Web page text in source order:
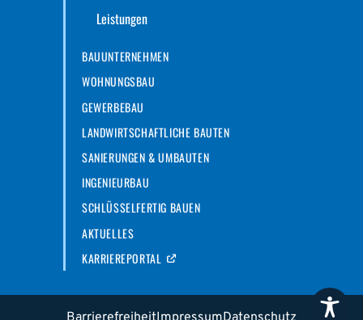
Leistungen
BAUUNTERNEHMEN
WOHNUNGSBAU
GEWERBEBAU
LANDWIRTSCHAFTLICHE BAUTEN
SANIERUNGEN & UMBAUTEN
INGENIEURBAU
SCHLÜSSELFERTIG BAUEN
AKTUELLES
KARRIEREPORTAL